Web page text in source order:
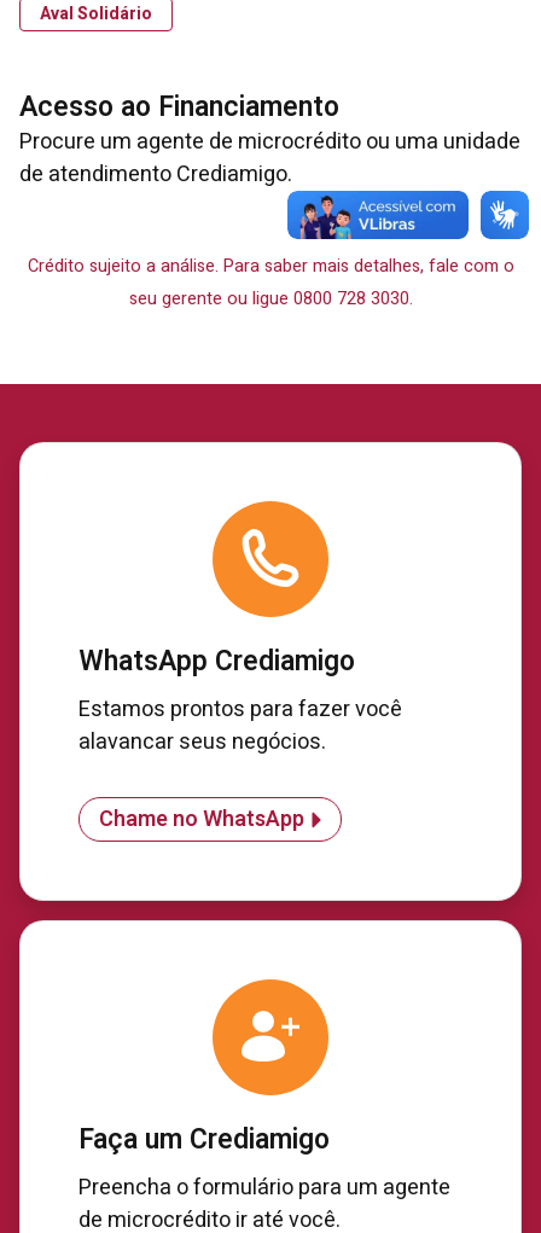
Aval Solidário
Acesso ao Financiamento
Procure um agente de microcrédito ou uma unidade
de atendimento Crediamigo.
Crédito sujeito a análise. Para saber mais detalhes, fale com o
seu gerente ou ligue 0800 728 3030.
WhatsApp Crediamigo
Estamos prontos para fazer você
alavancar seus negócios.
Chame no WhatsApp
Faça um Crediamigo
Preencha o formulário para um agente
de microcrédito ir até você.